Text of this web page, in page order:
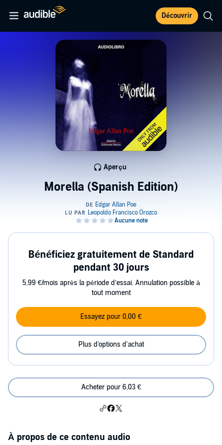
Découvrir
Morella (Spanish Edition)
Aperçu
Bénéficiez gratuitement de Standard
pendant 30 jours
5,99 €/mois après la période d’essai. Annulation possible à
tout moment
Essayez pour 0,00 €
Plus d'options d'achat
Acheter pour 6,03 €
À propos de ce contenu audio